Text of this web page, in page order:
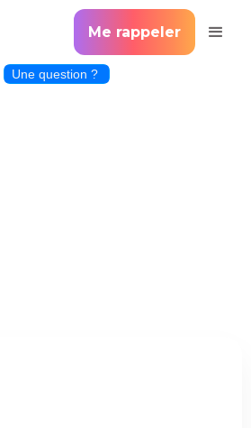
Me rappeler
Une question ?